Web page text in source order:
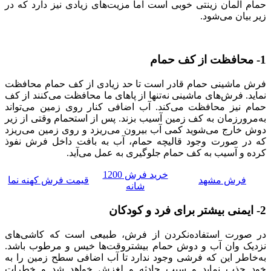
حمام المان زینتی خوبی است اما مزیت‌های زیادی نیز دارد که در
زیر بیان می‌شود.
1- محافظت از کف حمام
فرش ماشینی حمام قادر است تا حد زیادی از کف حمام محافظت
نماید. فرش‌های ماشینی نه‌تنها از پاهای ما محافظت می‌کنند از کف
حمام نیز محافظت می‌کند. آب اضافی کنار روی زمین می‌تواند
به‌مرورزمان به کف زمین آسیب بزند. پس از استحمام وقتی از زیر
دوش خارج می‌شوید کمی آب بیرون می‌ریزد و روی زمین می‌ریزد
که در صورت وجود قالیچه حمام، آب به بافت داخل فرش نفوذ
کرده و آسیب به کف حمام جلوگیری به عمل می‌آید.
فرش مشهد
خرید فرش 1200
شانه
قیمت فرش کهنه نما
2- ایمنی بیشتر برای فرد و کودکان
در صورت استفاده‌نکردن از فرش، طبیعی است که کاشی‌های
نزدیک وان آب و دوش حمام بیشتروقت‌ها خیس و مرطوب باشد.
به‌خاطر این که فرشی وجود ندارد تا آب اضافی سطح زمین را به
خود جذب نماید و سبب حادثه و لغزش خواهد شد و خطرات